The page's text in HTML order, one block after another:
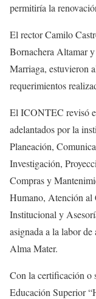
permitiría la
El rector Camilo
Bornachera Altamar
Marriaga, estuvieron
requerimientos
El ICONTEC revisó
adelantados por la
Planeación,
Investigación,
Compras y
Humano, Atención al
Institucional y
asignada a la labor
Alma Mater.
Con la certificación o
Educación Superior